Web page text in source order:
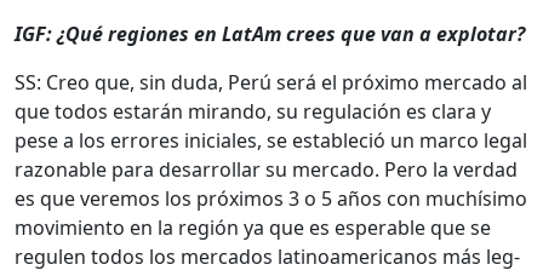
IGF: ¿Qué regiones en LatAm crees que van a explotar?
SS: Creo que, sin duda, Perú será el próx­i­mo mer­ca­do al
que todos estarán miran­do, su reg­u­lación es clara y
pese a los errores ini­ciales, se estable­ció un mar­co legal
razon­able para desar­rol­lar su mer­ca­do. Pero la ver­dad
es que ver­e­mos los próx­i­mos 3 o 5 años con muchísi­mo
movimien­to en la región ya que es esper­a­ble que se
reg­ulen todos los mer­ca­dos lati­noamer­i­canos más leg­